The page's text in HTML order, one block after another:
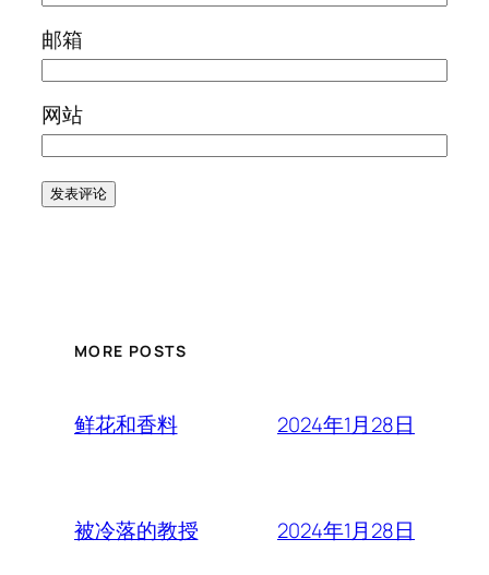
邮箱
网站
MORE POSTS
鲜花和香料 2024年1月28日
被冷落的教授 2024年1月28日